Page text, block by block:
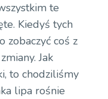
te
Kiedyś tych
zobaczyć coś z
Jak
to chodziliśmy
lipa rośnie